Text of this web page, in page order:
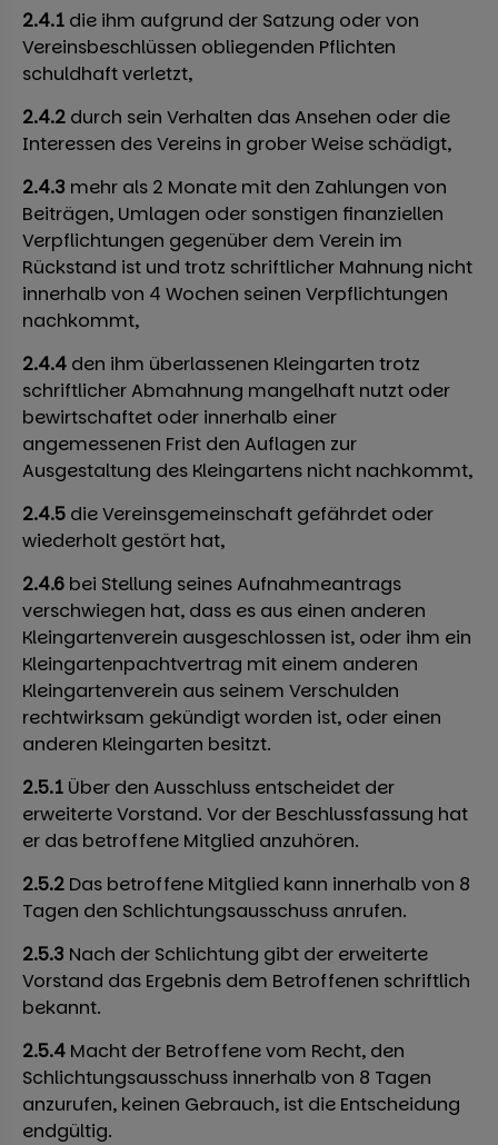
2.4.1 die ihm aufgrund der Satzung oder von
Vereinsbeschlüssen obliegenden Pflichten
schuldhaft verletzt,
2.4.2 durch sein Verhalten das Ansehen oder die
Interessen des Vereins in grober Weise schädigt,
2.4.3 mehr als 2 Monate mit den Zahlungen von
Beiträgen, Umlagen oder sonstigen finanziellen
Verpflichtungen gegenüber dem Verein im
Rückstand ist und trotz schriftlicher Mahnung nicht
innerhalb von 4 Wochen seinen Verpflichtungen
nachkommt,
2.4.4 den ihm überlassenen Kleingarten trotz
schriftlicher Abmahnung mangelhaft nutzt oder
bewirtschaftet oder innerhalb einer
angemessenen Frist den Auflagen zur
Ausgestaltung des Kleingartens nicht nachkommt,
2.4.5 die Vereinsgemeinschaft gefährdet oder
wiederholt gestört hat,
2.4.6 bei Stellung seines Aufnahmeantrags
verschwiegen hat, dass es aus einen anderen
Kleingartenverein ausgeschlossen ist, oder ihm ein
Kleingartenpachtvertrag mit einem anderen
Kleingartenverein aus seinem Verschulden
rechtwirksam gekündigt worden ist, oder einen
anderen Kleingarten besitzt.
2.5.1 Über den Ausschluss entscheidet der
erweiterte Vorstand. Vor der Beschlussfassung hat
er das betroffene Mitglied anzuhören.
2.5.2 Das betroffene Mitglied kann innerhalb von 8
Tagen den Schlichtungsausschuss anrufen.
2.5.3 Nach der Schlichtung gibt der erweiterte
Vorstand das Ergebnis dem Betroffenen schriftlich
bekannt.
2.5.4 Macht der Betroffene vom Recht, den
Schlichtungsausschuss innerhalb von 8 Tagen
anzurufen, keinen Gebrauch, ist die Entscheidung
endgültig.